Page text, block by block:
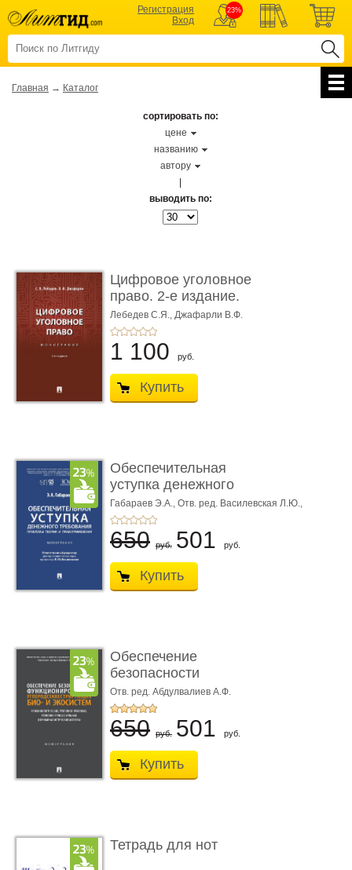
Регистрация
Вход
23%
Главная → Каталог
сортировать по:
цене
названию
автору
выводить по:
Цифровое уголовное
право. 2-е издание.
Монограф ...
Лебедев С.Я., Джафарли В.Ф.
1 100 руб.
Купить
Обеспечительная
уступка денежного
требования ...
Габараев Э.А., Отв. ред. Василевская Л.Ю.,
вступ. сл. Каретина М.Г.
650 руб. 501 руб.
Купить
Обеспечение
безопасности
функционирования уг
...
Отв. ред. Абдулвалиев А.Ф.
650 руб. 501 руб.
Купить
Тетрадь для нот